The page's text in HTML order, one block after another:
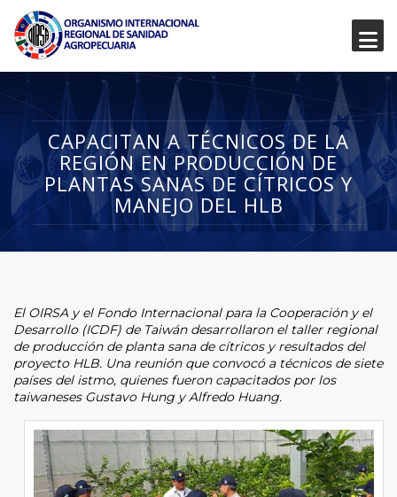
CAPACITAN A TÉCNICOS DE LA
REGIÓN EN PRODUCCIÓN DE
PLANTAS SANAS DE CÍTRICOS Y
MANEJO DEL HLB
El OIRSA y el Fondo Internacional para la Cooperación y el
Desarrollo (ICDF) de Taiwán desarrollaron el taller regional
de producción de planta sana de cítricos y resultados del
proyecto HLB. Una reunión que convocó a técnicos de siete
países del istmo, quienes fueron capacitados por los
taiwaneses Gustavo Hung y Alfredo Huang.